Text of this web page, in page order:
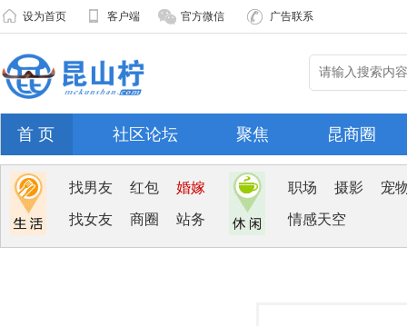
设为首页 客户端 官方微信 广告联系
首 页 社区论坛 聚焦 昆商圈
找男友 红包 婚嫁
找女友 商圈 站务
职场 摄影 宠
情感天空